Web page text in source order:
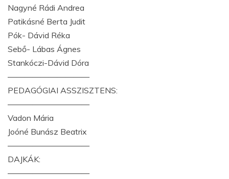
Nagyné Rádi Andrea
Patikásné Berta Judit
Pók- Dávid Réka
Sebő- Lábas Ágnes
Stankóczi-Dávid Dóra
——————————
PEDAGÓGIAI ASSZISZTENS:
——————————
Vadon Mária
Joóné Bunász Beatrix
——————————
DAJKÁK:
——————————